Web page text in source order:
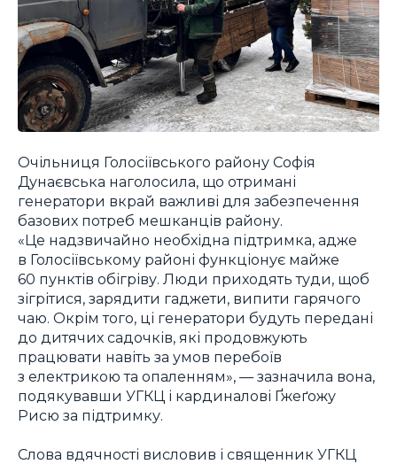
Очільниця Голосіївського району Софія
Дунаєвська наголосила, що отримані
генератори вкрай важливі для забезпечення
базових потреб мешканців району.
«Це надзвичайно необхідна підтримка, адже
в Голосіївському районі функціонує майже
60 пунктів обігріву. Люди приходять туди, щоб
зігрітися, зарядити гаджети, випити гарячого
чаю. Окрім того, ці генератори будуть передані
до дитячих садочків, які продовжують
працювати навіть за умов перебоїв
з електрикою та опаленням», — зазначила вона,
подякувавши УГКЦ і кардиналові Ґжеґожу
Рисю за підтримку.
Слова вдячності висловив і священник УГКЦ